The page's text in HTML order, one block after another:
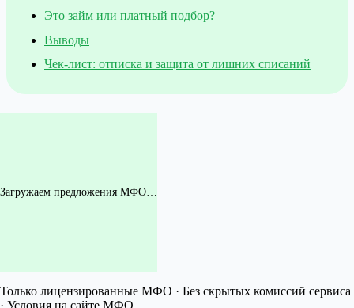
Это займ или платный подбор?
Выводы
Чек-лист: отписка и защита от лишних списаний
Загружаем предложения МФО…
Только лицензированные МФО · Без скрытых комиссий сервиса
· Условия на сайте МФО